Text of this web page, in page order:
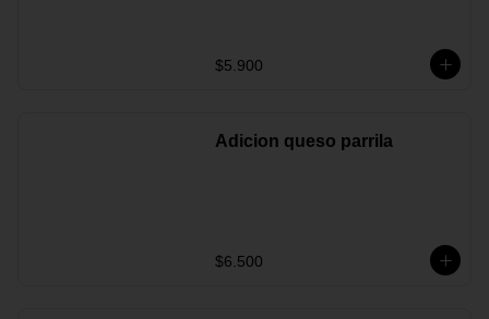
$5.900
Adicion queso parrila
$6.500